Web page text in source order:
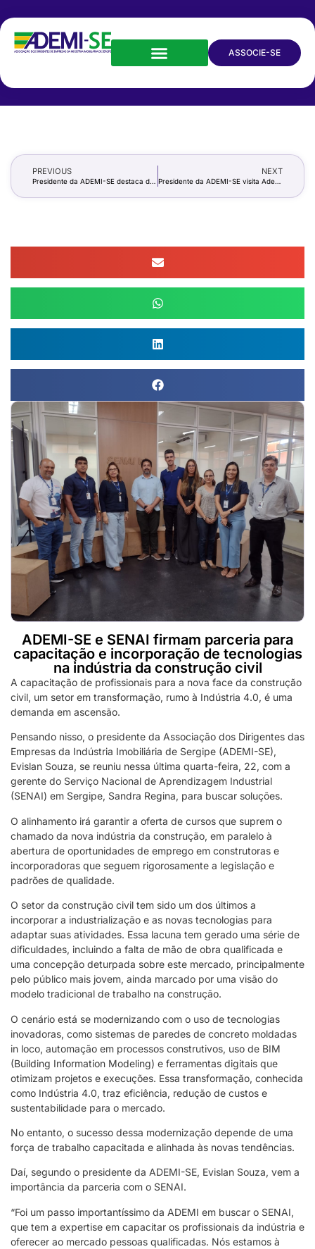
ASSOCIE-SE
PREVIOUS
Presidente da ADEMI-SE destaca demanda habitacional e o papel dos governos no combate ao déficit
NEXT
Presidente da ADEMI-SE visita Adema para alinhar ações sobre processos ambientais em Sergipe
ADEMI-SE e SENAI firmam parceria para
capacitação e incorporação de tecnologias
na indústria da construção civil
A capacitação de profissionais para a nova face da construção
civil, um setor em transformação, rumo à Indústria 4.0, é uma
demanda em ascensão.
Pensando nisso, o presidente da Associação dos Dirigentes das
Empresas da Indústria Imobiliária de Sergipe (ADEMI-SE),
Evislan Souza, se reuniu nessa última quarta-feira, 22, com a
gerente do Serviço Nacional de Aprendizagem Industrial
(SENAI) em Sergipe, Sandra Regina, para buscar soluções.
O alinhamento irá garantir a oferta de cursos que suprem o
chamado da nova indústria da construção, em paralelo à
abertura de oportunidades de emprego em construtoras e
incorporadoras que seguem rigorosamente a legislação e
padrões de qualidade.
O setor da construção civil tem sido um dos últimos a
incorporar a industrialização e as novas tecnologias para
adaptar suas atividades. Essa lacuna tem gerado uma série de
dificuldades, incluindo a falta de mão de obra qualificada e
uma concepção deturpada sobre este mercado, principalmente
pelo público mais jovem, ainda marcado por uma visão do
modelo tradicional de trabalho na construção.
O cenário está se modernizando com o uso de tecnologias
inovadoras, como sistemas de paredes de concreto moldadas
in loco, automação em processos construtivos, uso de BIM
(Building Information Modeling) e ferramentas digitais que
otimizam projetos e execuções. Essa transformação, conhecida
como Indústria 4.0, traz eficiência, redução de custos e
sustentabilidade para o mercado.
No entanto, o sucesso dessa modernização depende de uma
força de trabalho capacitada e alinhada às novas tendências.
Daí, segundo o presidente da ADEMI-SE, Evislan Souza, vem a
importância da parceria com o SENAI.
“Foi um passo importantíssimo da ADEMI em buscar o SENAI,
que tem a expertise em capacitar os profissionais da indústria e
oferecer ao mercado pessoas qualificadas. Nós estamos à